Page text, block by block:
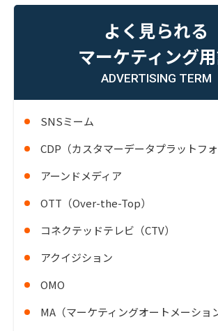
よく見られる
マーケティング
ADVERTISING TERM
SNSミーム
CDP（カスタマーデータプラットフォ
アーンドメディア
OTT（Over-the-Top）
コネクテッドテレビ（CTV）
アクイジション
OMO
MA（マーケティングオートメーショ